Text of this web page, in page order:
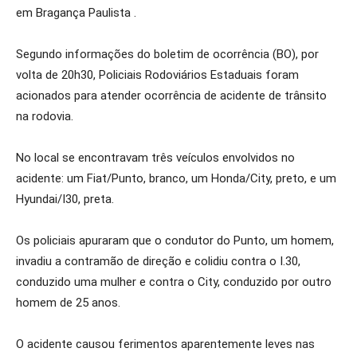
em Bragança Paulista .
Segundo informações do boletim de ocorrência (BO), por
volta de 20h30, Policiais Rodoviários Estaduais foram
acionados para atender ocorrência de acidente de trânsito
na rodovia.
No local se encontravam três veículos envolvidos no
acidente: um Fiat/Punto, branco, um Honda/City, preto, e um
Hyundai/I30, preta.
Os policiais apuraram que o condutor do Punto, um homem,
invadiu a contramão de direção e colidiu contra o I.30,
conduzido uma mulher e contra o City, conduzido por outro
homem de 25 anos.
O acidente causou ferimentos aparentemente leves nas